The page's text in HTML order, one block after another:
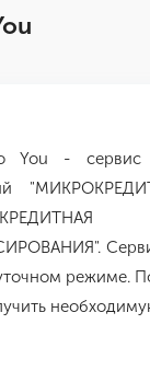
You - сервис
режиме.